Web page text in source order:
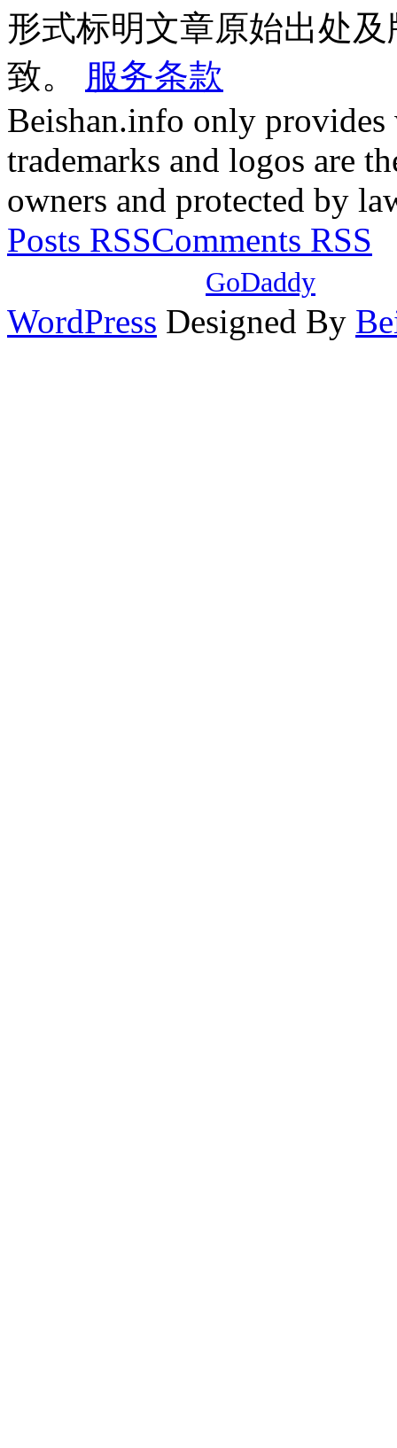
形式标明文章原始出处
致。 服务条款
Beishan.info only provides
trademarks and logos are
owners and protected by
Posts RSSComments RSS
GoDaddy
WordPress Designed By